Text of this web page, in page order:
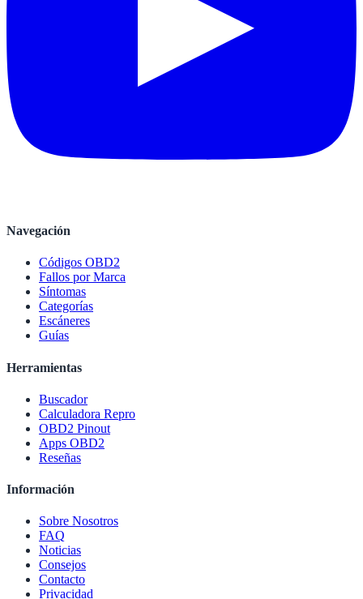
Navegación
Códigos OBD2
Fallos por Marca
Síntomas
Categorías
Escáneres
Guías
Herramientas
Buscador
Calculadora Repro
OBD2 Pinout
Apps OBD2
Reseñas
Información
Sobre Nosotros
FAQ
Noticias
Consejos
Contacto
Privacidad